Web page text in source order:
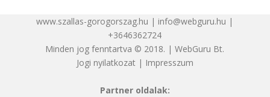
www.szallas-gorogorszag.hu | info@webguru.hu |
+3646362724
Minden jog fenntartva © 2018. | WebGuru Bt.
Jogi nyilatkozat| Impresszum
Partner oldalak: